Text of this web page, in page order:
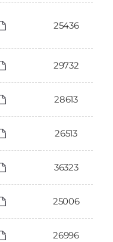
25436
29732
28613
26513
36323
25006
26996